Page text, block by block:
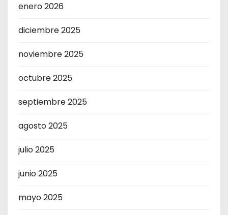
enero 2026
diciembre 2025
noviembre 2025
octubre 2025
septiembre 2025
agosto 2025
julio 2025
junio 2025
mayo 2025